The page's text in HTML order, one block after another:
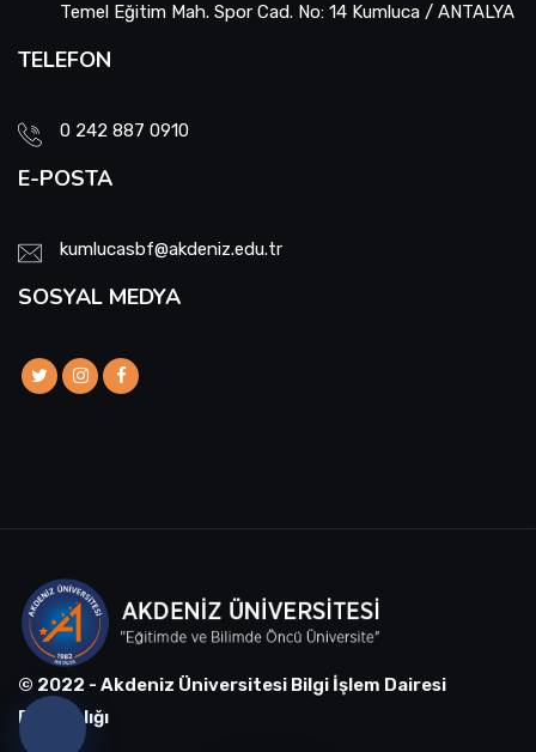
Temel Eğitim Mah. Spor Cad. No: 14 Kumluca / ANTALYA
TELEFON
0 242 887 0910
E-POSTA
kumlucasbf@akdeniz.edu.tr
SOSYAL MEDYA
© 2022 - Akdeniz Üniversitesi Bilgi İşlem Dairesi
Başkanlığı